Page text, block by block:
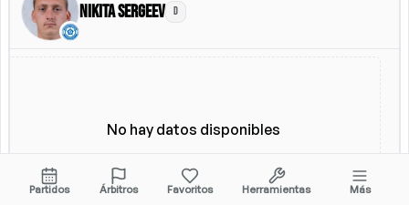
Ubicacion
Nikita Sergeev D
No hay datos disponibles
Partidos Árbitros Favoritos Herramientas Más